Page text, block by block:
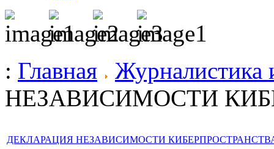
: Главная
Журналистика
НЕЗАВИСИМОСТИ
ДЕКЛАРАЦИЯ НЕЗАВИСИМОСТИ